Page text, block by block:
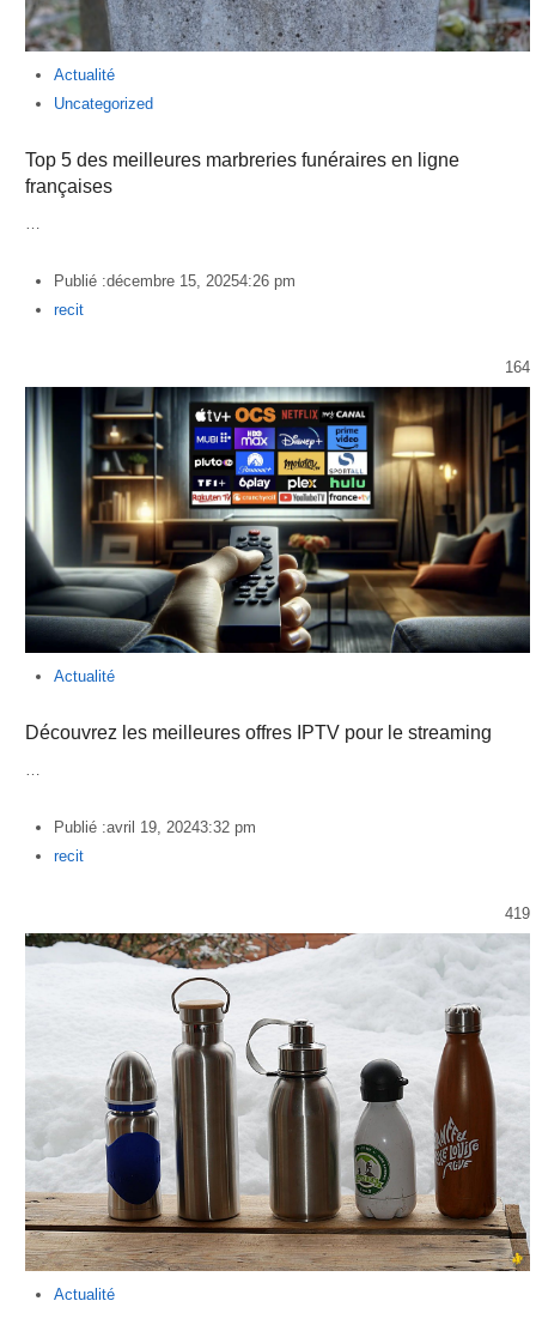
Actualité
Uncategorized
Top 5 des meilleures marbreries funéraires en ligne
françaises
Publié :décembre 15, 20254:26 pm
Author
recit
164
Actualité
Découvrez les meilleures offres IPTV pour le streaming
…
Publié :avril 19, 20243:32 pm
Author
recit
419
Actualité